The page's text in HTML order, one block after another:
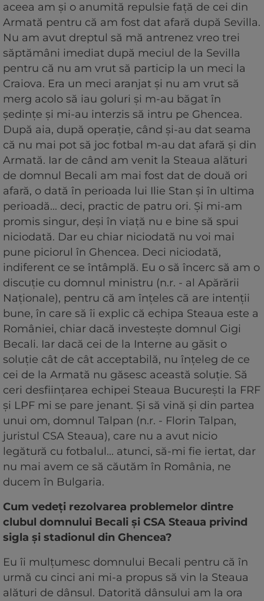
aceea am şi o anumită repulsie faţă de cei din
Armată pentru că am fost dat afară după Sevilla.
Nu am avut dreptul să mă antrenez vreo trei
săptămâni imediat după meciul de la Sevilla
pentru că nu am vrut să particip la un meci la
Craiova. Era un meci aranjat şi nu am vrut să
merg acolo să iau goluri şi m-au băgat în
şedinţe şi mi-au interzis să intru pe Ghencea.
După aia, după operaţie, când şi-au dat seama
că nu mai pot să joc fotbal m-au dat afară şi din
Armată. Iar de când am venit la Steaua alături
de domnul Becali am mai fost dat de două ori
afară, o dată în perioada lui Ilie Stan şi în ultima
perioadă... deci, practic de patru ori. Şi mi-am
promis singur, deşi în viaţă nu e bine să spui
niciodată. Dar eu chiar niciodată nu voi mai
pune piciorul în Ghencea. Deci niciodată,
indiferent ce se întâmplă. Eu o să încerc să am o
discuţie cu domnul ministru (n.r. - al Apărării
Naţionale), pentru că am înţeles că are intenţii
bune, în care să îi explic că echipa Steaua este a
României, chiar dacă investeşte domnul Gigi
Becali. Iar dacă cei de la Interne au găsit o
soluţie cât de cât acceptabilă, nu înţeleg de ce
cei de la Armată nu găsesc această soluţie. Să
ceri desfiinţarea echipei Steaua Bucureşti la FRF
şi LPF mi se pare jenant. Şi să vină şi din partea
unui om, domnul Talpan (n.r. - Florin Talpan,
juristul CSA Steaua), care nu a avut nicio
legătură cu fotbalul... atunci, să-mi fie iertat, dar
nu mai avem ce să căutăm în România, ne
ducem în Bulgaria.
Cum vedeţi rezolvarea problemelor dintre
clubul domnului Becali şi CSA Steaua privind
sigla şi stadionul din Ghencea?
Eu îi mulţumesc domnului Becali pentru că în
urmă cu cinci ani mi-a propus să vin la Steaua
alături de dânsul. Datorită dânsului am la ora